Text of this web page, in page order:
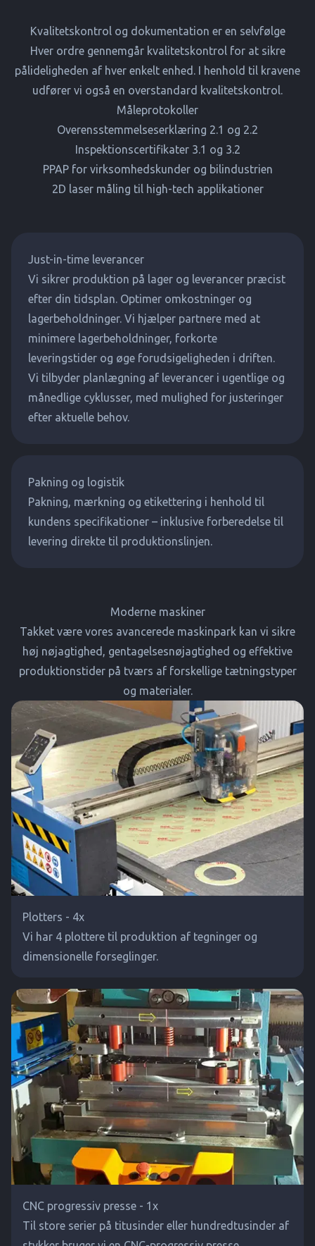
Kvalitetskontrol og dokumentation er en selvfølge
Hver ordre gennemgår kvalitetskontrol for at sikre
pålideligheden af hver enkelt enhed. I henhold til kravene
udfører vi også en overstandard kvalitetskontrol.
Måleprotokoller
Overensstemmelseserklæring 2.1 og 2.2
Inspektionscertifikater 3.1 og 3.2
PPAP for virksomhedskunder og bilindustrien
2D laser måling til high-tech applikationer
Just-in-time leverancer
Vi sikrer produktion på lager og leverancer præcist
efter din tidsplan. Optimer omkostninger og
lagerbeholdninger. Vi hjælper partnere med at
minimere lagerbeholdninger, forkorte
leveringstider og øge forudsigeligheden i driften.
Vi tilbyder planlægning af leverancer i ugentlige og
månedlige cyklusser, med mulighed for justeringer
efter aktuelle behov.
Pakning og logistik
Pakning, mærkning og etikettering i henhold til
kundens specifikationer – inklusive forberedelse til
levering direkte til produktionslinjen.
Moderne maskiner
Takket være vores avancerede maskinpark kan vi sikre
høj nøjagtighed, gentagelsesnøjagtighed og effektive
produktionstider på tværs af forskellige tætningstyper
og materialer.
Plotters - 4x
Vi har 4 plottere til produktion af tegninger og
dimensionelle forseglinger.
CNC progressiv presse - 1x
Til store serier på titusinder eller hundredtusinder af